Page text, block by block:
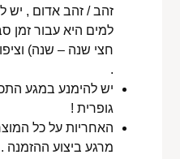
זהב / זהב אדום , יש
למים היא עבור זמן
חצי שנה – שנה)
.
יש להימנע במגע
גופרית !
האחריות על כל
מרגע ביצוע ההזמנה .